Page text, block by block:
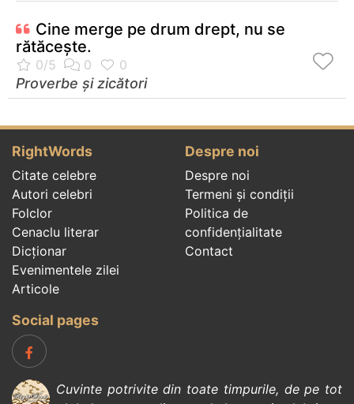
Cine merge pe drum drept, nu se
rătăceşte.
Proverbe și zicători
RightWords
Citate celebre
Autori celebri
Folclor
Cenaclu literar
Dicționar
Evenimentele zilei
Articole
Despre noi
Despre noi
Termeni și condiții
Politica de
confidenţialitate
Contact
Social pages
Cuvinte potrivite din toate timpurile, de pe tot